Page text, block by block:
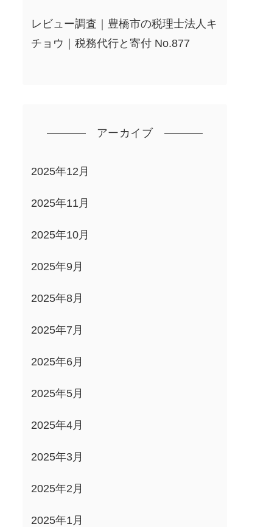
レビュー調査｜豊橋市の税理士法人キ
チョウ｜税務代行と寄付 No.877
アーカイブ
2025年12月
2025年11月
2025年10月
2025年9月
2025年8月
2025年7月
2025年6月
2025年5月
2025年4月
2025年3月
2025年2月
2025年1月